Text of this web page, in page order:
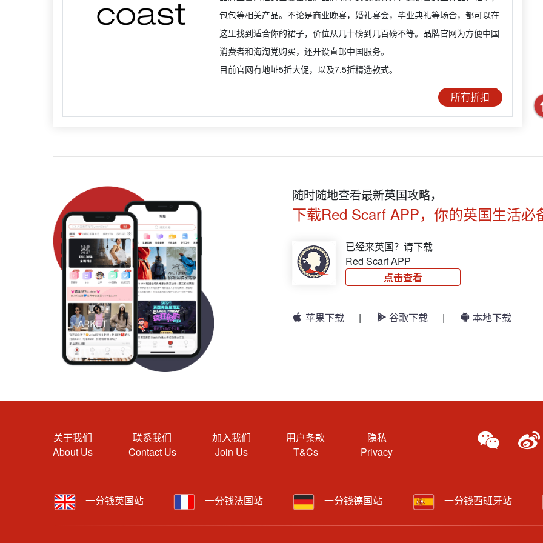
包包等相关产品。不论是商业晚宴，婚礼宴会，毕业典礼等场合，都可以在
这里找到适合你的裙子，价位从几十磅到几百磅不等。品牌官网为方便中国
消费者和海淘党购买，还开设直邮中国服务。
目前官网有地址5折大促，以及7.5折精选款式。
所有折扣
随时随地查看最新英国攻略，
下载Red Scarf APP，你的英国生活必
已经来英国？请下载
Red Scarf APP
点击查看
苹果下载 | 谷歌下载 | 本地下载
关于我们
About Us
联系我们
Contact Us
加入我们
Join Us
用户条款
T&Cs
隐私
Privacy
一分钱英国站 一分钱法国站 一分钱德国站 一分钱西班牙站